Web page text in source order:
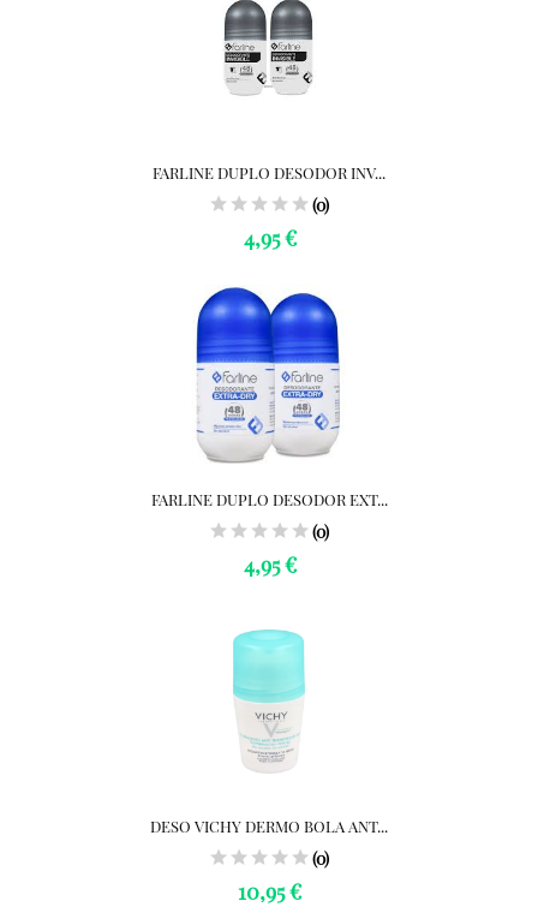
FARLINE DUPLO DESODOR INV...
(0)
4,95 €
FARLINE DUPLO DESODOR EXT...
(0)
4,95 €
DESO VICHY DERMO BOLA ANT...
(0)
10,95 €